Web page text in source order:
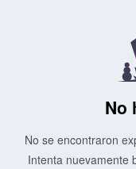
No
No se encontraron
Intenta nuevamente